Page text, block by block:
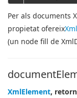
Per als documents
propietat ofereix
(un node fill de
XmlElement,